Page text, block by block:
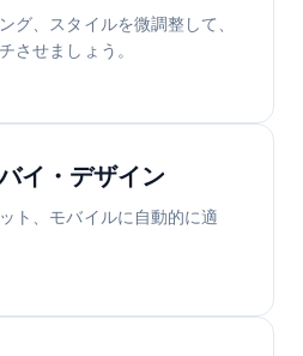
グ、スタイルを微調整して、
させましょう。
イ・デザイン
ト、モバイルに自動的に適